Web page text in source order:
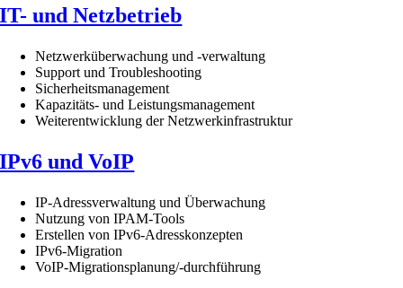
IT- und Netzbetrieb
Netzwerküberwachung und -verwaltung
Support und Troubleshooting
Sicherheitsmanagement
Kapazitäts- und Leistungsmanagement
Weiterentwicklung der Netzwerkinfrastruktur
IPv6 und VoIP
IP-Adressverwaltung und Überwachung
Nutzung von IPAM-Tools
Erstellen von IPv6-Adresskonzepten
IPv6-Migration
VoIP-Migrationsplanung/-durchführung